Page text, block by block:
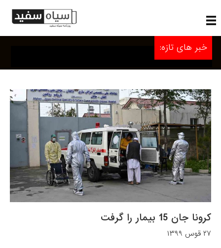
خبر های تازه:
کرونا جان 15 بیمار را گرفت
۲۷ قوس ۱۳۹۹